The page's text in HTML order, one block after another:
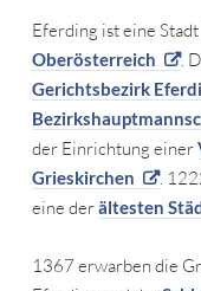
Eferding ist eine
Oberösterreich .
Gerichtsbezirk
der Einrichtung einer
Grieskirchen
.
eine derältesten
1367 erwarben die